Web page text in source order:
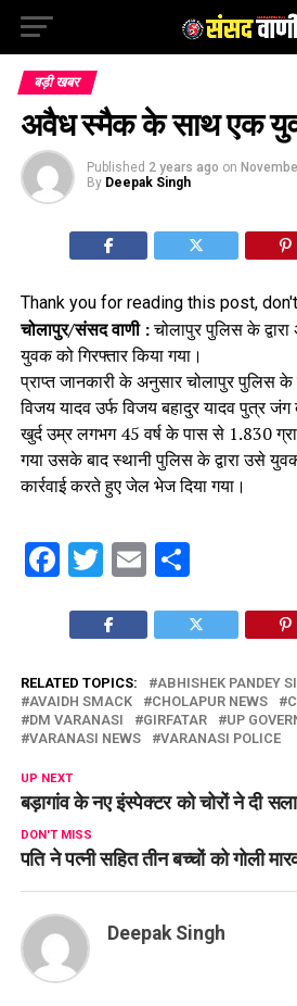
बड़ी खबर
अवैध स्मैक के साथ एक
Published 2 years ago on
By Deepak Singh
Thank you for reading this post,
चोलापुर/संसद वाणी :चोलापुर पुलिस के
युवक को गिरफ्तार किया गया।
प्राप्त जानकारी के अनुसार चोलापुर पुलिस के
विजय यादव उर्फ विजय बहादुर यादव पुत्र जंग
खुर्द उम्र लगभग 45 वर्ष के पास से 1.830
गया उसके बाद स्थानी पुलिस के द्वारा उसे
कार्रवाई करते हुए जेल भेज दिया गया।
Facebook
Twitter
EmailShare
RELATED TOPICS: ABHISHEK PANDEY SI
AVAIDH SMACK
CHOLAPUR NEWS
DM VARANASI
GIRFATAR
UP
VARANASI NEWS
VARANASI POLICE
UP NEXT
बड़ागांव के नए इंस्पेक्टर को चोरों ने दी
DON'T MISS
पति ने पत्नी सहित तीन बच्चों को गोली
Deepak Singh